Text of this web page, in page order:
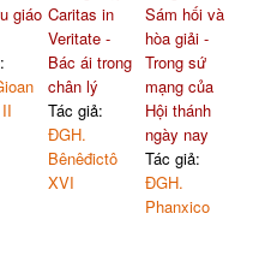
giáo Caritas in
Veritate -
Bác ái trong
chân lý
Tác giả:
ĐGH.
Bênêđictô
XVI
Sám hối và
hòa giải -
Trong sứ
mạng của
Hội thánh
ngày nay
Tác giả:
ĐGH.
Phanxico